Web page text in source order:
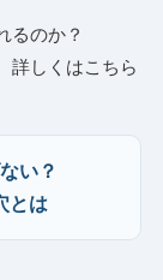
るのか？
詳しくはこちら
い？
とは